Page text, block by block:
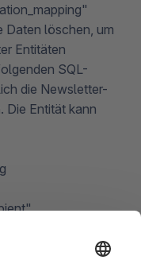
Daten löschen, um
Entitäten
SQL-
die Newsletter-
Die Entität kann